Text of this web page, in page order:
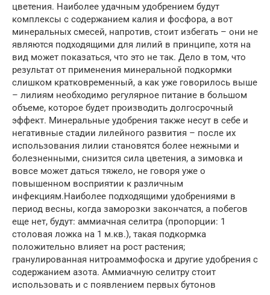
цветения. Наиболее удачным удобрением будут
комплексы с содержанием калия и фосфора, а вот
минеральных смесей, напротив, стоит избегать – они не
являются подходящими для лилий в принципе, хотя на
вид может показаться, что это не так. Дело в том, что
результат от применения минеральной подкормки
слишком кратковременный, а как уже говорилось выше
– лилиям необходимо регулярное питание в большом
объеме, которое будет производить долгосрочный
эффект. Минеральные удобрения также несут в себе и
негативные стадии лилейного развития – после их
использования лилии становятся более нежными и
болезненными, снизится сила цветения, а зимовка и
вовсе может даться тяжело, не говоря уже о
повышенном восприятии к различным
инфекциям.Наиболее подходящими удобрениями в
период весны, когда заморозки закончатся, а побегов
еще нет, будут: аммиачная селитра (пропорции: 1
столовая ложка на 1 м.кв.), такая подкормка
положительно влияет на рост растения;
гранулированная нитроаммофоска и другие удобрения с
содержанием азота. Аммиачную селитру стоит
использовать и с появлением первых бутонов